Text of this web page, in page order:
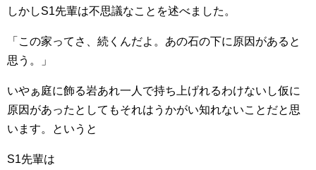
しかしS1先輩は不思議なことを述べました。
「この家ってさ、続くんだよ。あの石の下に原因があると
思う。」
いやぁ庭に飾る岩あれ一人で持ち上げれるわけないし仮に
原因があったとしてもそれはうかがい知れないことだと思
います。というと
S1先輩は